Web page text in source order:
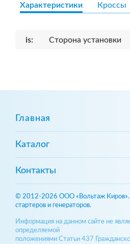
Характеристики Кроссы
is: Сторона установки
Главная
Каталог
Контакты
© 2012-2026 ООО «Вольтаж Киров».
стартеров и генераторов.
Информация на данном сайте не
определяемой
положениями Статьи 437